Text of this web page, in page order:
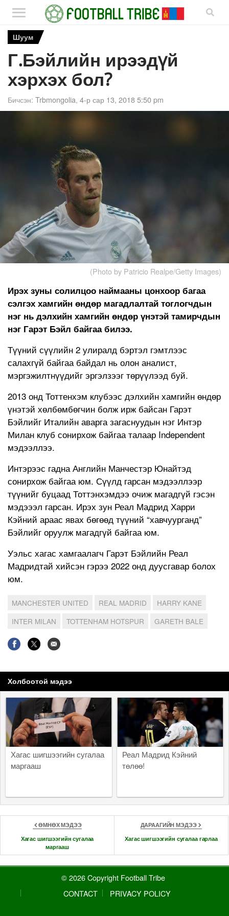
Шуум
Г.Бэйлийн ирээдүй
хэрхэх бол?
Бичсэн: Trbmongolia, 4-р сар 13, 2018 5:50 pm
(Photo by Patricio Realpe/Getty Images)
Ирэх зуны солилцоо наймааны цонхоор багаа
сэлгэх хамгийн өндөр магадлалтай тоглогчдын
нэг нь дэлхийн хамгийн өндөр үнэтэй тамирчдын
нэг Гарэт Бэйл байгаа билээ.
Түүний сүүлийн 2 улиралд бэртэл гэмтлээс
салахгүй байгаа байдал нь олон аналист,
мэргэжилтнүүдийг эргэлзээг төрүүлээд буй.
2013 онд Тоттенхэм клубээс дэлхийн хамгийн өндөр
үнэтэй хөлбөмбөгчин болж ирж байсан Гарэт
Бэйлийг Италийн аварга загаснуудын нэг Интэр
Милан клуб сонирхож байгаа талаар Independent
мэдээллээ.
Интэрээс гадна Английн Манчестэр Юнайтэд
сонирхож байгаа юм. Сүүлд гарсан мэдээллээр
түүнийг буцаад Тоттэнхэмдээ очиж магадгүй гэсэн
мэдэээл гарсан. Ирэх зун Реал Мадрид Харри
Кэйний араас явах бөгөөд түүний “хавчуурганд”
Бэйлийг оруулж магадгүй байгаа юм.
Уэльс хагас хамгаалагч Гарэт Бэйлийн Реал
Мадридтай хийсэн гэрээ 2022 онд дуусгавар болох
юм.
MANCHESTER UNITED REAL MADRID
HARRY KANE
INTER MILAN
TOTTENHAM HOTSPUR GARETH BALE
Холбоотой мэдээ
Хагас шигшээгийн сугалаа
маргааш
Реал Мадрид Кэйний
төлөө!
ӨМНӨХ МЭДЭЭ
Хагас шигшээгийн сугалаа
маргааш
ДАРААГИЙН МЭДЭЭ
Хагас шигшээгийн сугалаа гарлаа
© 2026 Copyright Football Tribe
CONTACT
PRIVACY POLICY